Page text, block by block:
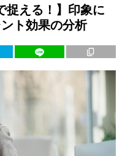
捉える！】印象に
ト効果の分析